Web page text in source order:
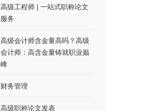
高级工程师 | 一站式职称论文
服务
高级会计师含金量高吗？高级
会计师：高含金量铸就职业巅
峰
财务管理
高级职称论文发表